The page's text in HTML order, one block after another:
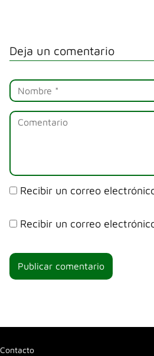
Deja un comentario
Recibir un correo
Recibir un correo
Contacto